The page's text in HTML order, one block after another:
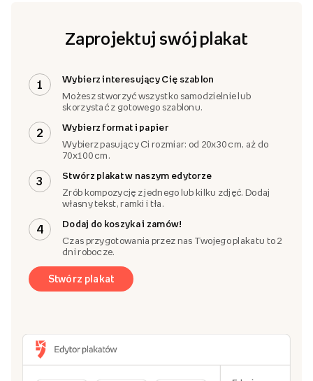
Zaprojektuj swój plakat
1
Wybierz interesujący Cię szablon
Możesz stworzyć wszystko samodzielnie lub
skorzystać z gotowego szablonu.
2
Wybierz format i papier
Wybierz pasujący Ci rozmiar: od 20x30 cm, aż do
70x100 cm.
3
Stwórz plakat w naszym edytorze
Zrób kompozycję z jednego lub kilku zdjęć. Dodaj
własny tekst, ramki i tła.
4
Dodaj do koszyka i zamów!
Czas przygotowania przez nas Twojego plakatu to 2
dni robocze.
Stwórz plakat